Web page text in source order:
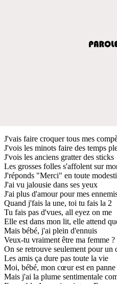
J'vais faire croquer tous mes
J'vois les minots faire des temps
J'vois les anciens gratter des sticks
Les grosses folles s'affolent sur
J'réponds "Merci" en toute
J'ai vu jalousie dans ses yeux
J'ai plus d'amour pour mes
Quand j'fais la une, toi tu fais la 2
Tu fais pas d'vues, all eyez on me
Elle est dans mon lit, elle attend
Mais bébé, j'ai plein d'ennuis
Veux-tu vraiment être ma femme ?
On se retrouve seulement pour un
Les amis ça dure pas toute la vie
Moi, bébé, mon cœur est en panne
Mais j'ai la plume sentimentale